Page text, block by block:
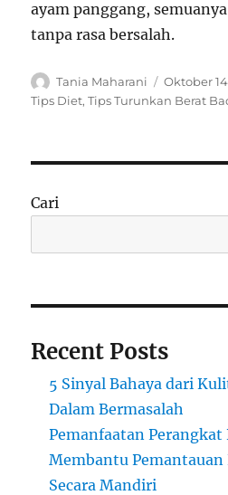
ayam panggang,
tanpa rasa bersalah.
Author
Tania Maharani
Posted
on
Oktober
Tips Diet,Tips Turunkan Berat
Cari
Recent Posts
5 Sinyal Bahaya dari
Dalam Bermasalah
Pemanfaatan
Membantu
Secara Mandiri